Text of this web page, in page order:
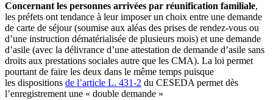
Concernant les personnes arrivées par réunification familiale,
les préfets ont tendance à leur imposer un choix entre une demande
de carte de séjour (soumise aux aléas des prises de rendez-vous ou
d’une instruction dématérialisée de plusieurs mois) et une demande
d’asile (avec la délivrance d’une attestation de demande d’asile sans
droits aux prestations sociales autre que les CMA). La loi permet
pourtant de faire les deux dans le même temps puisque
les dispositions de l’article L. 431-2 du CESEDA permet dès
l’enregistrement une « double demande »